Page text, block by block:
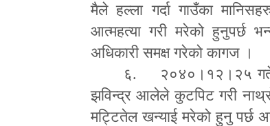
मैले हल्ला गर्दा गाउँका
आत्महत्या गरी मरेको हुनुपर्छ
अधिकारी समक्ष गरेको कागज ।
६. २०४०।१२।२५ गते
झविन्द्र आलेले कुटपिट गरी
मट्टितेल खन्याई मरेको हुनु पर्छ